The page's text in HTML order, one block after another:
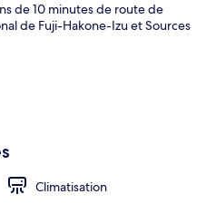
Entrée de l’hébergement
de 10 minutes de route de
de Fuji-Hakone-Izu et Sources
Climatisation